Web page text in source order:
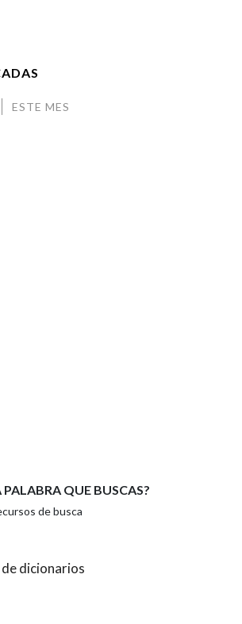
normativa vixente en materia de
de Carácter Persoal, a Real Academia
usuarios que faciliten o seu correo
calquera outra información de carácter
datos serán obxecto de tratamento
confidencial e incorporados aos seus
Así mesmo, os usuarios poderán exercer o
rectificación, oposición e cancelación dos
en contacto connosco.
as condicións da política de
que aparece na imaxe:
ESTE MES
QUE BUSCAS?
de busca
dicionarios